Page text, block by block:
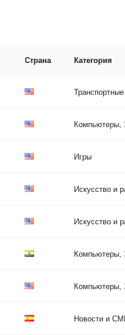
Страна Категория
Компьютеры,
Игры
Искусство и
Искусство и
Компьютеры,
Компьютеры,
Новости и